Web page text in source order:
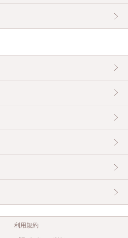
利用規約